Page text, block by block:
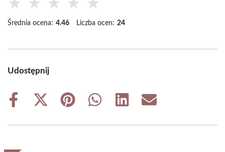
★ ★ ★ ★ ★
Średnia ocena: 4.46 Liczba ocen: 24
Udostępnij
Share
Share
(Twitter)
Share
Share
Share
Share